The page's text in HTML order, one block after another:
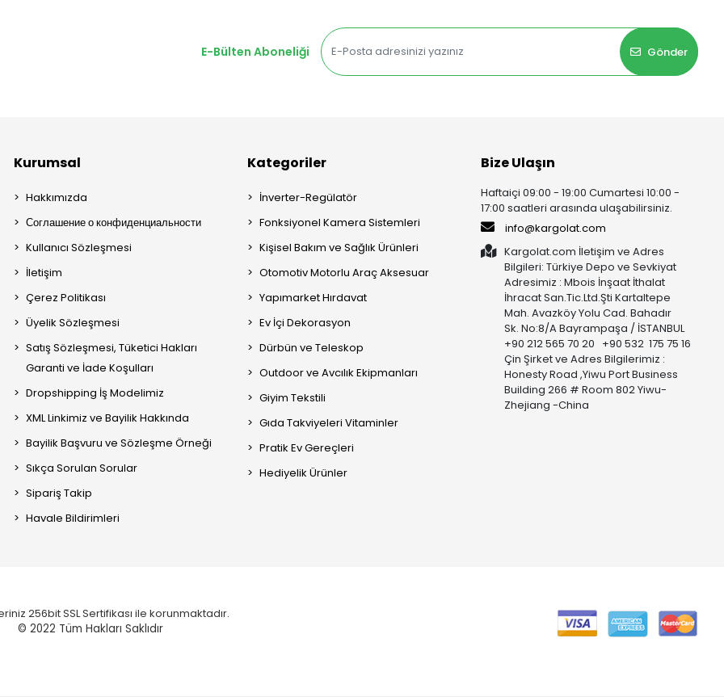
E-Bülten Aboneliği
Gönder
Kurumsal
Hakkımızda
Соглашение о конфиденциальности
Kullanıcı Sözleşmesi
İletişim
Çerez Politikası
Üyelik Sözleşmesi
Satış Sözleşmesi, Tüketici Hakları
Garanti ve İade Koşulları
Dropshipping İş Modelimiz
XML Linkimiz ve Bayilik Hakkında
Bayilik Başvuru ve Sözleşme Örneği
Sıkça Sorulan Sorular
Sipariş Takip
Havale Bildirimleri
Kategoriler
İnverter-Regülatör
Fonksiyonel Kamera Sistemleri
Kişisel Bakım ve Sağlık Ürünleri
Otomotiv Motorlu Araç Aksesuar
Yapımarket Hırdavat
Ev İçi Dekorasyon
Dürbün ve Teleskop
Outdoor ve Avcılık Ekipmanları
Giyim Tekstili
Gıda Takviyeleri Vitaminler
Pratik Ev Gereçleri
Hediyelik Ürünler
Bize Ulaşın
Haftaiçi 09:00 - 19:00 Cumartesi 10:00 -
17:00 saatleri arasında ulaşabilirsiniz.
info@kargolat.com
Kargolat.com İletişim ve Adres
Bilgileri: Türkiye Depo ve Sevkiyat
Adresimiz : Mbois İnşaat İthalat
İhracat San.Tic.Ltd.Şti Kartaltepe
Mah. Avazköy Yolu Cad. Bahadır
Sk. No:8/A Bayrampaşa / İSTANBUL
+90 212 565 70 20 +90 532 175 75 16
Çin Şirket ve Adres Bilgilerimiz :
Honesty Road ,Yiwu Port Business
Building 266 # Room 802 Yiwu-
Zhejiang -China
256bit SSL Sertifikası ile korunmaktadır.
© 2022 Tüm Hakları Saklıdır